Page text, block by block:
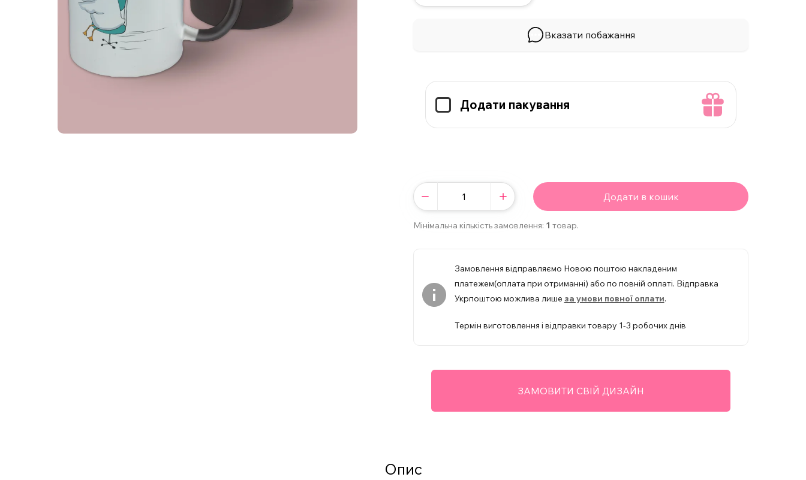
Вказати побажання
Додати пакування
Додати в кошик
Мінімальна кількість замовлення: 1 товар.
Замовлення відправляємо Новою поштою накладеним
платежем(оплата при отриманні) або по повній оплаті. Відправка
Укрпоштою можлива лише за умови повної оплати.
Термін виготовлення і відправки товару 1-3 робочих днів
ЗАМОВИТИ СВІЙ ДИЗАЙН
Опис